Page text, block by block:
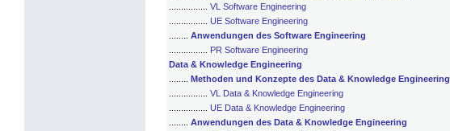
VL Software Engineering
UE Software Engineering
Anwendungen des Software Engineering
PR Software Engineering
Data & Knowledge Engineering
Methoden und Konzepte des Data & Knowledge Engineering
VL Data & Knowledge Engineering
UE Data & Knowledge Engineering
Anwendungen des Data & Knowledge Engineering